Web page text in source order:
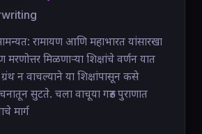
रामायण आणि महाभारत यांसारखा
मरणोत्तर मिळणाऱ्या शिक्षांचे वर्णन यात
न वाचल्याने या शिक्षांपासून कसे
सुटते. चला वाचूया गरुड पुराणात
मार्ग